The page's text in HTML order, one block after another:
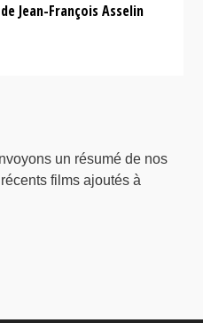
Jean-François Asselin
un résumé de nos
films ajoutés à